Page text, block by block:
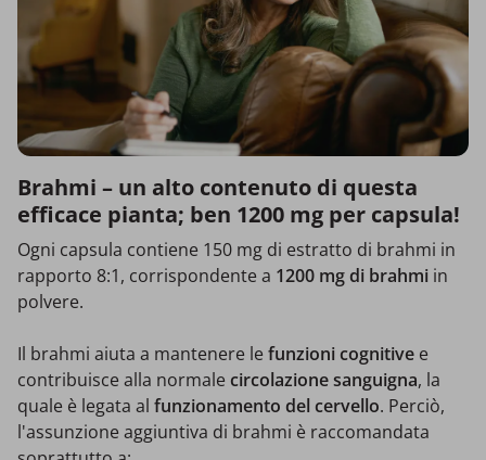
Brahmi – un alto contenuto di questa
efficace pianta; ben 1200 mg per capsula!
Ogni capsula contiene 150 mg di estratto di brahmi in
rapporto 8:1, corrispondente a 1200 mg di brahmi in
polvere.
Il brahmi aiuta a mantenere le funzioni cognitive e
contribuisce alla normale circolazione sanguigna, la
quale è legata al funzionamento del cervello. Perciò,
l'assunzione aggiuntiva di brahmi è raccomandata